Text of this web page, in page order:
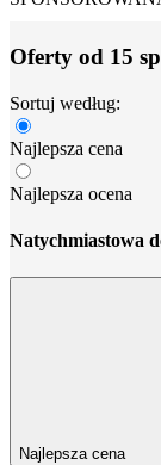
Oferty od 15
Sortuj według:
Najlepsza cena
Najlepsza ocena
Natychmiastowa
Najlepsza cena